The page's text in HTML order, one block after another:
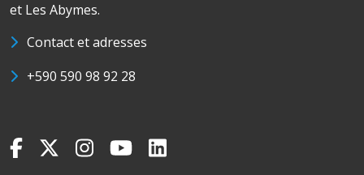
et Les Abymes.
Contact et adresses
+590 590 98 92 28